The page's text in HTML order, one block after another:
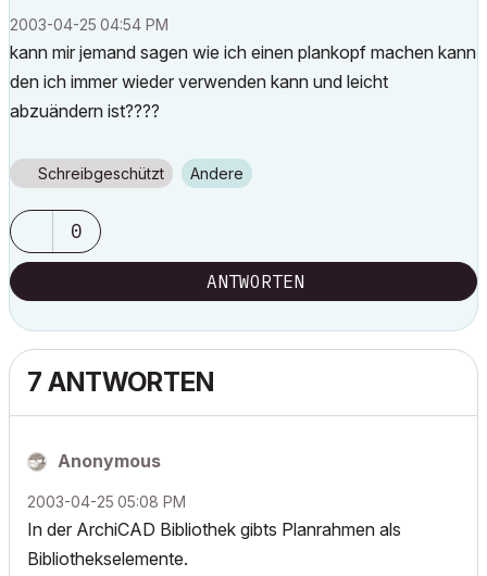
‎2003-04-25 04:54 PM
kann mir jemand sagen wie ich einen plankopf machen kann
den ich immer wieder verwenden kann und leicht
abzuändern ist????
Schreibgeschützt Andere
0
ANTWORTEN
7 ANTWORTEN
Anonymous
‎2003-04-25 05:08 PM
In der ArchiCAD Bibliothek gibts Planrahmen als
Bibliothekselemente.